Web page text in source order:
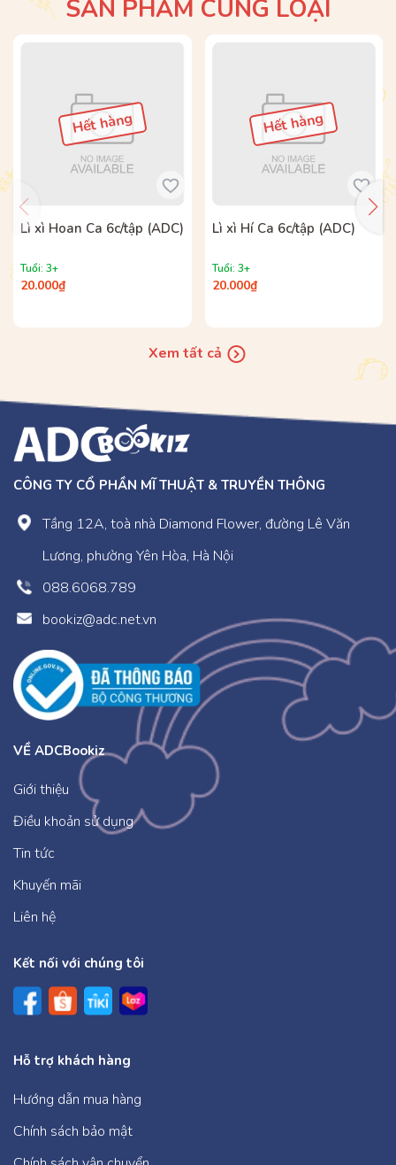
Đối tượng:
Thể loại sách:
Phát triển tư duy – trí tuệ
SẢN PHẨM CÙNG LOẠI
Hết hàng
Lì xì Hoan Ca 6c/tập (ADC)
Tuổi: 3+
20.000₫
Hết hàng
Lì xì Hí Ca 6c/tập (ADC)
Tuổi: 3+
20.000₫
Xem tất cả
CÔNG TY CỔ PHẦN MĨ THUẬT & TRUYỀN THÔNG
Tầng 12A, toà nhà Diamond Flower, đường Lê Văn
Lương, phường Yên Hòa, Hà Nội
088.6068.789
bookiz@adc.net.vn
VỀ ADCBookiz
Giới thiệu
Điều khoản sử dụng
Tin tức
Khuyến mãi
Liên hệ
Kết nối với chúng tôi
Hỗ trợ khách hàng
Hướng dẫn mua hàng
Chính sách bảo mật